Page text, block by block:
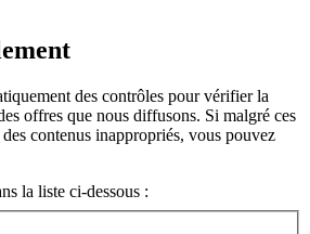
des contrôles pour vérifier la
offres que nous diffusons. Si malgré ces
contenus inappropriés, vous pouvez
la liste ci-dessous :